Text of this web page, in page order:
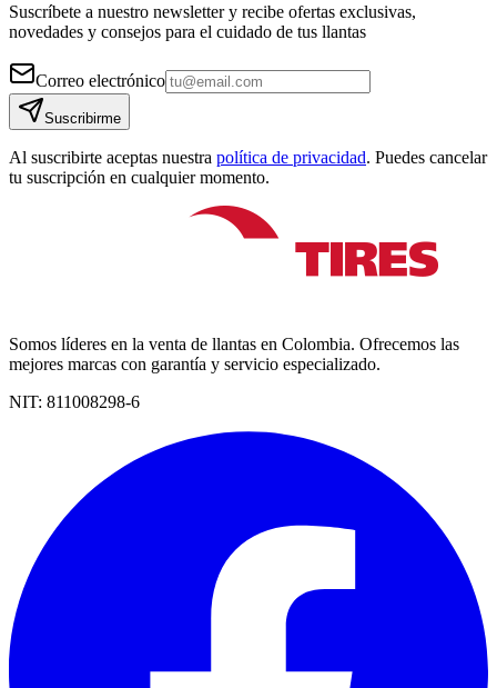
Suscríbete a nuestro newsletter y recibe ofertas exclusivas,
novedades y consejos para el cuidado de tus llantas
Correo electrónico
Suscribirme
Al suscribirte aceptas nuestra política de privacidad. Puedes cancelar
tu suscripción en cualquier momento.
Somos líderes en la venta de llantas en Colombia. Ofrecemos las
mejores marcas con garantía y servicio especializado.
NIT: 811008298-6